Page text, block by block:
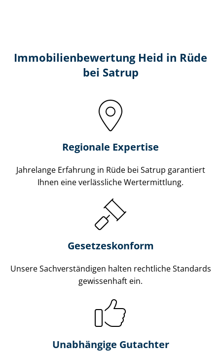
Immobilien­bewertung Heid in Rüde
bei Satrup
Regionale Expertise
Jahrelange Erfahrung in Rüde bei Satrup garantiert
Ihnen eine verlässliche Wertermittlung.
Gesetzes­konform
Unsere Sach­ver­stän­di­gen halten rechtliche Standards
gewissenhaft ein.
Unabhängige Gutachter